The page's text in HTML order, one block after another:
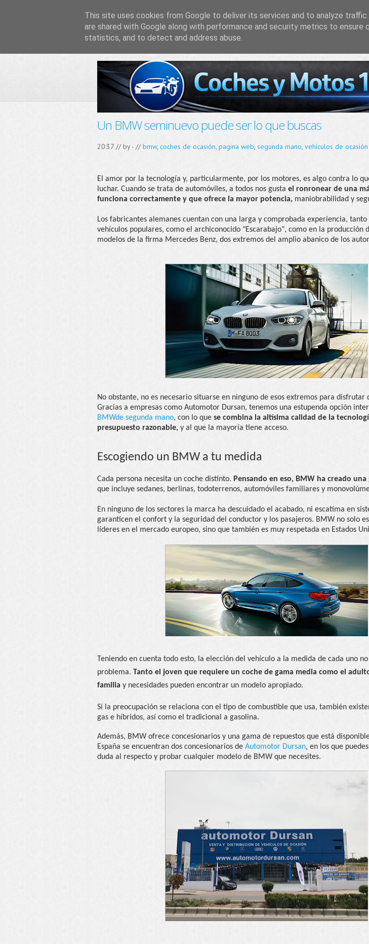
Un BMW seminuevo puede ser lo que buscas
20:37 // by- //bmw, coches de ocasión, pagina web, segunda mano, vehículos de ocasión
El amor por la tecnología y, particularmente, por los motores, es algo contra lo
luchar. Cuando se trata de automóviles, a todos nos gusta el ronronear de una
funciona correctamente y que ofrece la mayor potencia, maniobrabilidad y
Los fabricantes alemanes cuentan con una larga y comprobada experiencia,
vehículos populares, como el archiconocido "Escarabajo", como en la producción
modelos de la firma Mercedes Benz, dos extremos del amplio abanico de los
No obstante, no es necesario situarse en ninguno de esos extremos para disfrutar
Gracias a empresas como Automotor Dursan, tenemos una estupenda opción
BMWde segunda mano, con lo que se combina la altísima calidad de la
presupuesto razonable, y al que la mayoría tiene acceso.
Escogiendo un BMW a tu medida
Cada persona necesita un coche distinto. Pensando en eso, BMW ha creado
que incluye sedanes, berlinas, todoterrenos, automóviles familiares y
En ninguno de los sectores la marca ha descuidado el acabado, ni escatima en
garanticen el confort y la seguridad del conductor y los pasajeros. BMW no solo
líderes en el mercado europeo, sino que también es muy respetada en Estados
Teniendo en cuenta todo esto, la elección del vehículo a la medida de cada uno
problema. Tanto el joven que requiere un coche de gama media como el
familia y necesidades pueden encontrar un modelo apropiado.
Si la preocupación se relaciona con el tipo de combustible que usa, también
gas e híbridos, así como el tradicional a gasolina.
Además, BMW ofrece concesionarios y una gama de repuestos que está
España se encuentran dos concesionarios de Automotor Dursan, en los que
duda al respecto y probar cualquier modelo de BMW que necesites.
This site uses cookies from Google to deliver its services and to analyze
are shared with Google along with performance and security metrics to ensure
statistics, and to detect and address abuse.